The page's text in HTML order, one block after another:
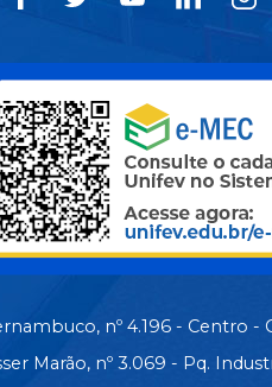
nº 4.196 - Centro
Marão, nº 3.069 - Pq.